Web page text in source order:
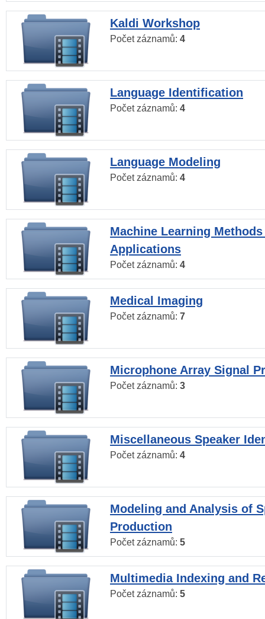
Kaldi Workshop
Počet záznamů: 4
Language Identification
Počet záznamů: 4
Language Modeling
Počet záznamů: 4
Machine Learning
Applications
Počet záznamů: 4
Medical Imaging
Počet záznamů: 7
Microphone Array Signal
Počet záznamů: 3
Miscellaneous Speaker
Počet záznamů: 4
Modeling and Analysis of
Production
Počet záznamů: 5
Multimedia Indexing and
Počet záznamů: 5